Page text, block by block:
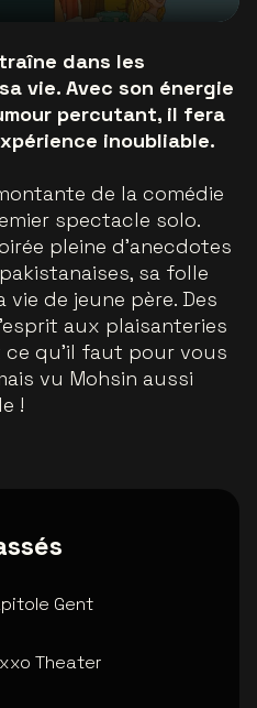
dans les
vie. Avec son énergie
percutant, il fera
inoubliable.
de la comédie
spectacle solo.
pleine d'anecdotes
sa folle
de jeune père. Des
aux plaisanteries
ce qu'il faut pour vous
vu Mohsin aussi
!
Gent
Theater